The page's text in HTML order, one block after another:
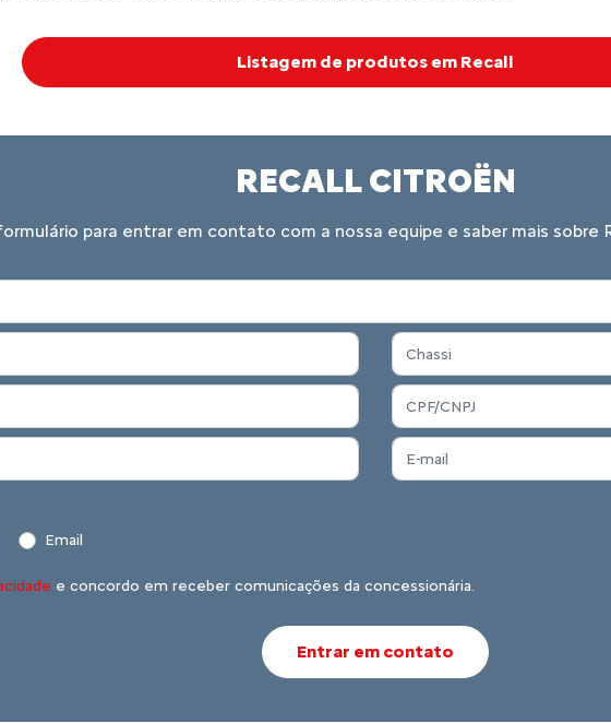
Listagem de produtos em Recall
RECALL CITROËN
para entrar em contato com a nossa equipe e saber mais sobre
Email
e concordo em receber comunicações da concessionária.
Entrar em contato